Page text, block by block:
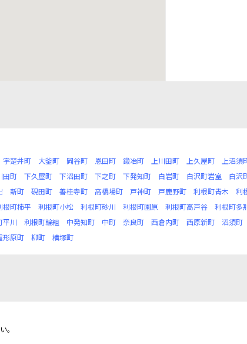
宇楚井町 大釜町 岡谷町 恩田町 鍛冶町 上川田町 上久屋町 上沼須
田町 下久屋町 下沼田町 下之町 下発知町 白岩町 白沢町岩室 白沢
新町 硯田町 善桂寺町 高橋場町 戸神町 戸鹿野町 利根町青木 利
根町柿平 利根町小松 利根町砂川 利根町園原 利根町高戸谷 利根町多
平川 利根町輪組 中発知町 中町 奈良町 西倉内町 西原新町 沼須町
形原町 柳町 横塚町
。